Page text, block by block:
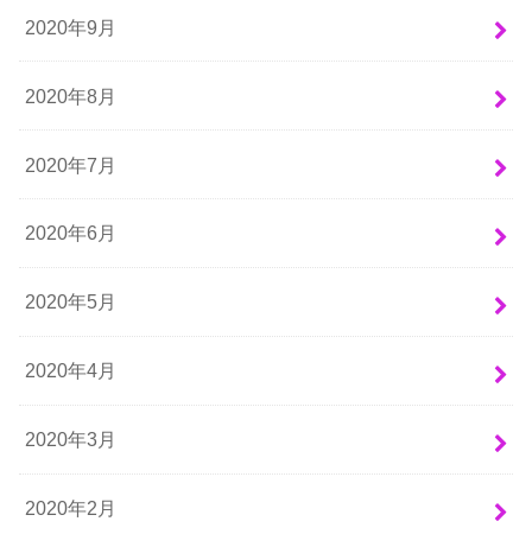
2020年9月
2020年8月
2020年7月
2020年6月
2020年5月
2020年4月
2020年3月
2020年2月